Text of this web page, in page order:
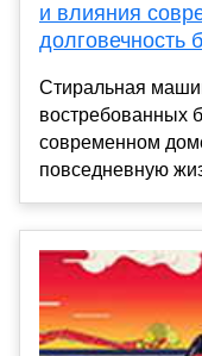
и влияния
долговечность
Стиральная
востребованных
современном
повседневную